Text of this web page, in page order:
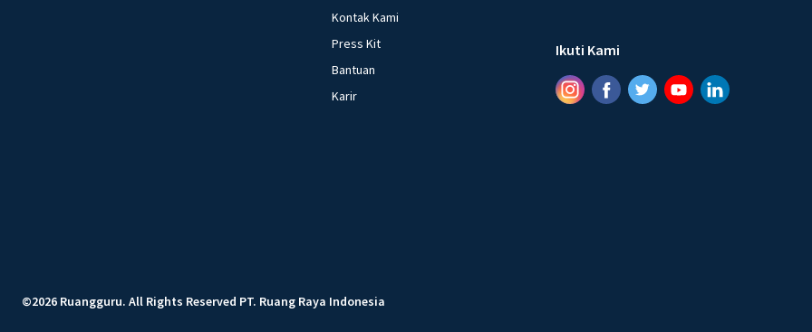
Kontak Kami
Press Kit
Bantuan
Karir
Ikuti Kami
©2026 Ruangguru. All Rights Reserved PT. Ruang Raya Indonesia